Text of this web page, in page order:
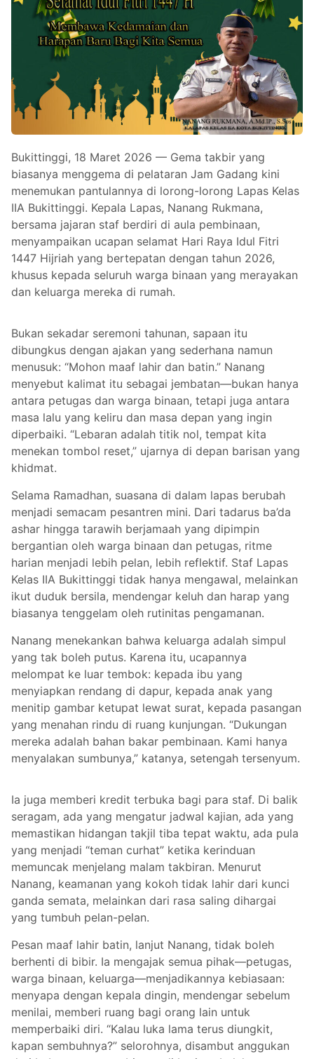
Bukittinggi, 18 Maret 2026 — Gema takbir yang
biasanya menggema di pelataran Jam Gadang kini
menemukan pantulannya di lorong-lorong Lapas Kelas
IIA Bukittinggi. Kepala Lapas, Nanang Rukmana,
bersama jajaran staf berdiri di aula pembinaan,
menyampaikan ucapan selamat Hari Raya Idul Fitri
1447 Hijriah yang bertepatan dengan tahun 2026,
khusus kepada seluruh warga binaan yang merayakan
dan keluarga mereka di rumah.
Bukan sekadar seremoni tahunan, sapaan itu
dibungkus dengan ajakan yang sederhana namun
menusuk: “Mohon maaf lahir dan batin.” Nanang
menyebut kalimat itu sebagai jembatan—bukan hanya
antara petugas dan warga binaan, tetapi juga antara
masa lalu yang keliru dan masa depan yang ingin
diperbaiki. “Lebaran adalah titik nol, tempat kita
menekan tombol reset,” ujarnya di depan barisan yang
khidmat.
Selama Ramadhan, suasana di dalam lapas berubah
menjadi semacam pesantren mini. Dari tadarus ba’da
ashar hingga tarawih berjamaah yang dipimpin
bergantian oleh warga binaan dan petugas, ritme
harian menjadi lebih pelan, lebih reflektif. Staf Lapas
Kelas IIA Bukittinggi tidak hanya mengawal, melainkan
ikut duduk bersila, mendengar keluh dan harap yang
biasanya tenggelam oleh rutinitas pengamanan.
Nanang menekankan bahwa keluarga adalah simpul
yang tak boleh putus. Karena itu, ucapannya
melompat ke luar tembok: kepada ibu yang
menyiapkan rendang di dapur, kepada anak yang
menitip gambar ketupat lewat surat, kepada pasangan
yang menahan rindu di ruang kunjungan. “Dukungan
mereka adalah bahan bakar pembinaan. Kami hanya
menyalakan sumbunya,” katanya, setengah tersenyum.
Ia juga memberi kredit terbuka bagi para staf. Di balik
seragam, ada yang mengatur jadwal kajian, ada yang
memastikan hidangan takjil tiba tepat waktu, ada pula
yang menjadi “teman curhat” ketika kerinduan
memuncak menjelang malam takbiran. Menurut
Nanang, keamanan yang kokoh tidak lahir dari kunci
ganda semata, melainkan dari rasa saling dihargai
yang tumbuh pelan-pelan.
Pesan maaf lahir batin, lanjut Nanang, tidak boleh
berhenti di bibir. Ia mengajak semua pihak—petugas,
warga binaan, keluarga—menjadikannya kebiasaan:
menyapa dengan kepala dingin, mendengar sebelum
menilai, memberi ruang bagi orang lain untuk
memperbaiki diri. “Kalau luka lama terus diungkit,
kapan sembuhnya?” selorohnya, disambut anggukan